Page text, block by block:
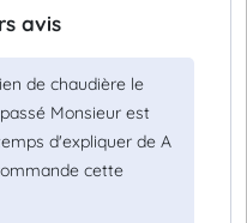
avis
de chaudière le
Monsieur est
d'expliquer de A
cette